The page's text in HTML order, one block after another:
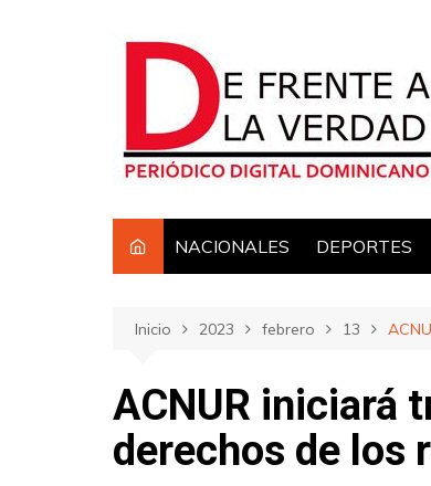
NACIONALES DEPORTES
Inicio 2023 febrero 13
ACNUR iniciará
derechos de los